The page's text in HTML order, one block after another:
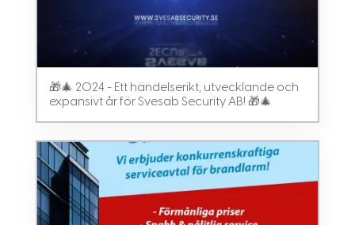
🎁🎄 2024 - Ett händelserikt, utvecklande och
expansivt år för Svesab Security AB! 🎁🎄